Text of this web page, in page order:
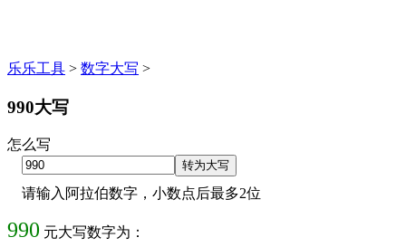
乐乐工具 > 数字大写 >
990大写
怎么写
请输入阿拉伯数字，小数点后最多2位
990 元大写数字为：